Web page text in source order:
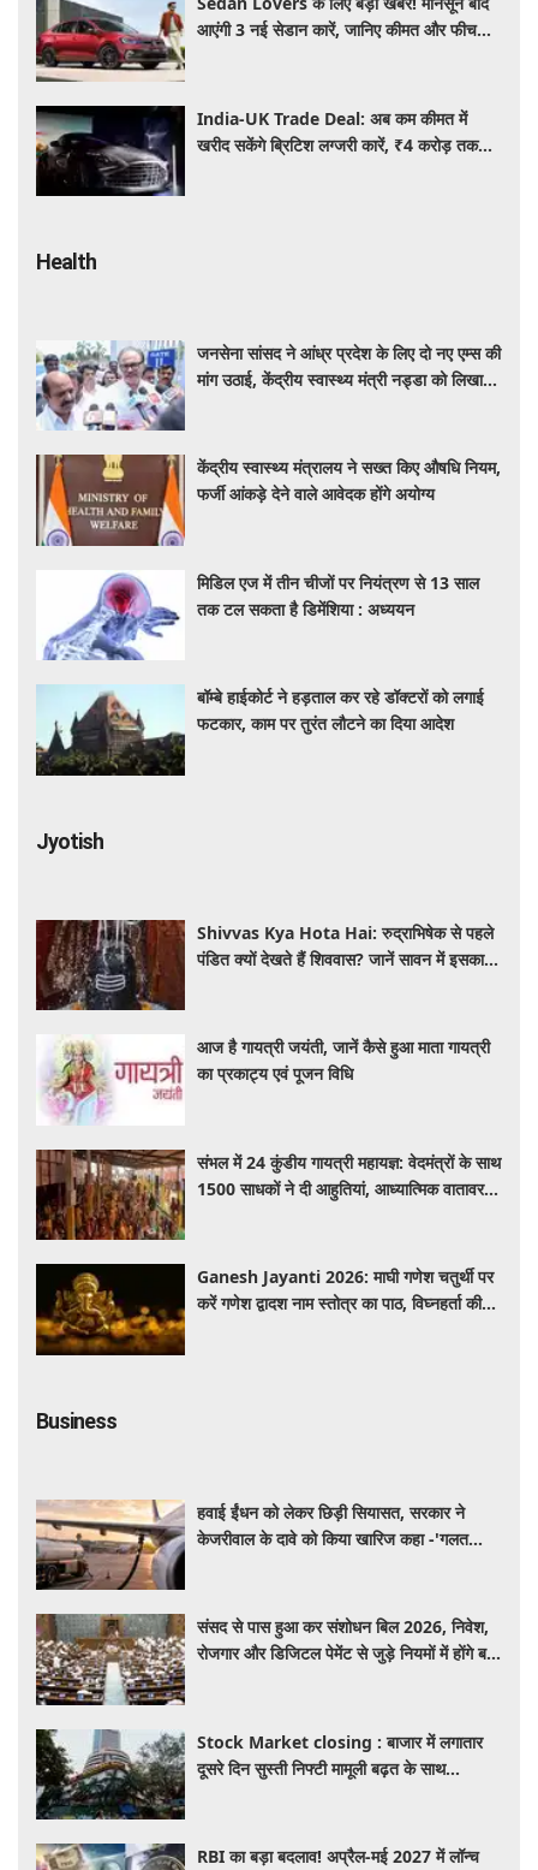
आएंगी 3 नई सेडान कारें, जानिए कीमत और फीचर्स
India-UK Trade Deal: अब कम कीमत में
खरीद सकेंगे ब्रिटिश लग्जरी कारें, ₹4 करोड़ तक
Health
जनसेना सांसद ने आंध्र प्रदेश के लिए दो नए एम्स की
मांग उठाई, केंद्रीय स्वास्थ्य मंत्री नड्डा को लिखा
केंद्रीय स्वास्थ्य मंत्रालय ने सख्त किए औषधि नियम,
फर्जी आंकड़े देने वाले आवेदक होंगे अयोग्य
मिडिल एज में तीन चीजों पर नियंत्रण से 13 साल
तक टल सकता है डिमेंशिया : अध्ययन
बॉम्बे हाईकोर्ट ने हड़ताल कर रहे डॉक्टरों को लगाई
फटकार, काम पर तुरंत लौटने का दिया आदेश
Jyotish
Shivvas Kya Hota Hai: रुद्राभिषेक से पहले
पंडित क्यों देखते हैं शिववास? जानें सावन में इसका
आज है गायत्री जयंती, जानें कैसे हुआ माता गायत्री
का प्रकाट्य एवं पूजन विधि
संभल में 24 कुंडीय गायत्री महायज्ञ: वेदमंत्रों के साथ
1500 साधकों ने दी आहुतियां, आध्यात्मिक वातावरण
Ganesh Jayanti 2026: माघी गणेश चतुर्थी पर
करें गणेश द्वादश नाम स्तोत्र का पाठ, विघ्नहर्ता की
Business
हवाई ईंधन को लेकर छिड़ी सियासत, सरकार ने
केजरीवाल के दावे को किया खारिज कहा -'गलत
संसद से पास हुआ कर संशोधन बिल 2026, निवेश,
रोजगार और डिजिटल पेमेंट से जुड़े नियमों में होंगे बड़े
Stock Market closing : बाजार में लगातार
दूसरे दिन सुस्ती निफ्टी मामूली बढ़त के साथ
RBI का बड़ा बदलाव! अप्रैल-मई 2027 में लॉन्च